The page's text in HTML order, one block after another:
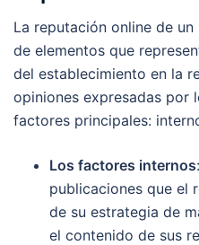
La reputación online de
de elementos que
del establecimiento en la
opiniones expresadas por
factores principales:
Los factores internos
publicaciones que el
de su estrategia de
el contenido de sus